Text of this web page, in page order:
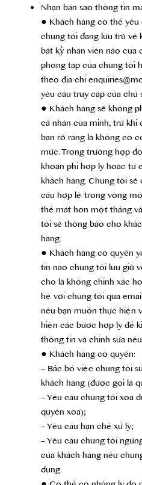
Nhận bản sao thông tin
● Khách hàng có thể
chúng tôi đang lưu trữ về
bất kỳ nhân viên nào
phòng tập của chúng tôi
theo địa chỉ
yêu cầu truy cập của chủ
● Khách hàng sẽ không
cá nhân của mình, trừ
bạn rõ ràng là không có
mức. Trong trường hợp
khoản phí hợp lý hoặc từ
khách hàng. Chúng tôi
cầu hợp lệ trong vòng
thể mất hơn một tháng
tôi sẽ thông báo cho
hàng.
● Khách hàng có quyền
tin nào chúng tôi lưu giữ
cho là không chính xác
hệ với chúng tôi qua
nếu bạn muốn thực hiện
hiện các bước hợp lý để
thông tin và chỉnh sửa
● Khách hàng có quyền:
– Bác bỏ việc chúng tôi
khách hàng (được gọi là
– Yêu cầu chúng tôi xóa
quyền xóa);
– Yêu cầu hạn chế xử lý;
– Yêu cầu chúng tôi
của khách hàng nếu
dụng.